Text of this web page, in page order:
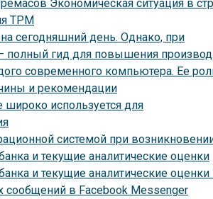
Экономическая ситуация в
TPM
сегодняшний день. Однако, при
гид для повышения
современного компьютера. Ее
и рекомендации
широко используется для
системой при
и текущие аналитические оценки
и текущие аналитические
сообщений в Facebook Messenger